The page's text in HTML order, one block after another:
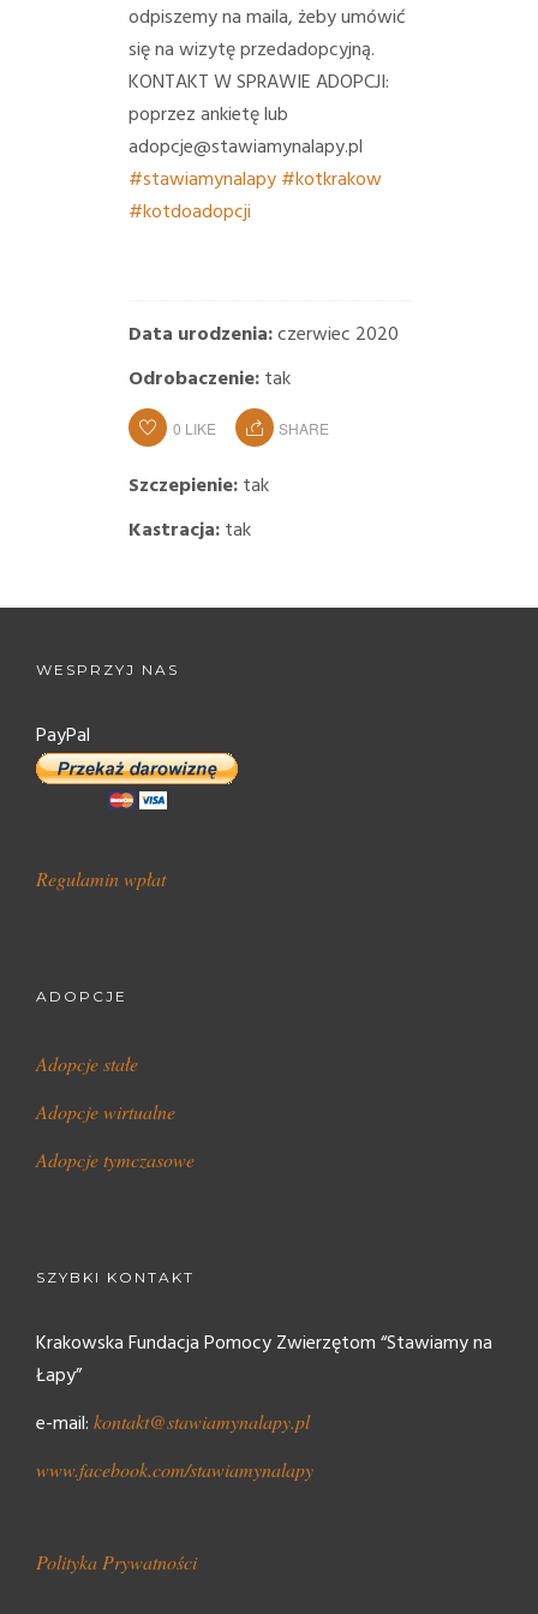
odpiszemy na maila, żeby umówić
się na wizytę przedadopcyjną.
KONTAKT W SPRAWIE ADOPCJI:
poprzez ankietę lub
adopcje@stawiamynalapy.pl
#stawiamynalapy #kotkrakow
#kotdoadopcji
Data urodzenia:czerwiec 2020
Odrobaczenie:tak
0 LIKE SHARE
Szczepienie:tak
Kastracja:tak
WESPRZYJ NAS
PayPal
Regulamin wpłat
ADOPCJE
Adopcje stałe
Adopcje wirtualne
Adopcje tymczasowe
SZYBKI KONTAKT
Krakowska Fundacja Pomocy Zwierzętom “Stawiamy na
Łapy”
e-mail: kontakt@stawiamynalapy.pl
www.facebook.com/stawiamynalapy
Polityka Prywatności